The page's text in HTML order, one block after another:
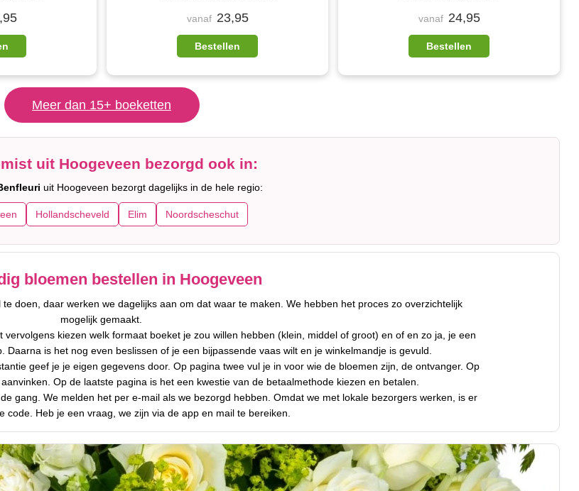
vanaf 23,95
Bestellen
vanaf 24,95
Bestellen
Meer dan 15+ boeketten
uit Hoogeveen bezorgd ook in:
uit Hoogeveen bezorgt dagelijks in de hele regio:
Hollandscheveld Elim Noordscheschut
bloemen bestellen in Hoogeveen
doen, daar werken we dagelijks aan om dat waar te maken. We hebben het proces zo overzichtelijk
mogelijk gemaakt.
kiezen welk formaat boeket je zou willen hebben (klein, middel of groot) en of en zo ja, je een
is het nog even beslissen of je een bijpassende vaas wilt en je winkelmandje is gevuld.
geef je je eigen gegevens door. Op pagina twee vul je in voor wie de bloemen zijn, de ontvanger. Op
Op de laatste pagina is het een kwestie van de betaalmethode kiezen en betalen.
gang. We melden het per e-mail als we bezorgd hebben. Omdat we met lokale bezorgers werken, is er
code. Heb je een vraag, we zijn via de app en mail te bereiken.